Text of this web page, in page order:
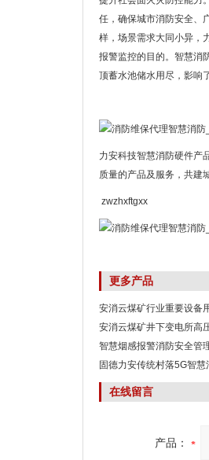
任，确保城市消防安全、
样，场景需求大同小异，
报警监控的目的。智慧消
顶蓄水池储水用尽，影响
力安科技智慧消防硬件产
质量的产品及服务，共建
zwzhxftgxx
更多产品
安消云煤矿行业重要设备
安消云煤矿井下变电所高
智慧烟感报警消防安全管
固德力安传统村落5G智
在线留言
产品：